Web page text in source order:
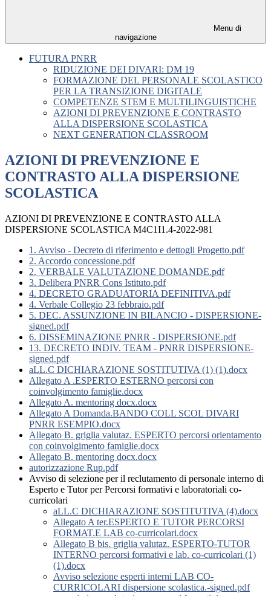
Menu di
navigazione
FUTURA PNRR
RIDUZIONE DEI DIVARI: DM 19
FORMAZIONE DEL PERSONALE SCOLASTICO
PER LA TRANSIZIONE DIGITALE
COMPETENZE STEM E MULTILINGUISTICHE
AZIONI DI PREVENZIONE E CONTRASTO
ALLA DISPERSIONE SCOLASTICA
NEXT GENERATION CLASSROOM
AZIONI DI PREVENZIONE E
CONTRASTO ALLA DISPERSIONE
SCOLASTICA
AZIONI DI PREVENZIONE E CONTRASTO ALLA
DISPERSIONE SCOLASTICA M4C1I1.4-2022-981
1. Avviso - Decreto di riferimento e dettogli Progetto.pdf
2. Accordo concessione.pdf
2. VERBALE VALUTAZIONE DOMANDE.pdf
3. Delibera PNRR Cons Istituto.pdf
4. DECRETO GRADUATORIA DEFINITIVA.pdf
4. Verbale Collegio 23 febbraio.pdf
5. DEC. ASSUNZIONE IN BILANCIO - DISPERSIONE-
signed.pdf
6. DISSEMINAZIONE PNRR - DISPERSIONE.pdf
13. DECRETO INDIV. TEAM - PNRR DISPERSIONE-
signed.pdf
aLL.C DICHIARAZIONE SOSTITUTIVA (1) (1).docx
Allegato A .ESPERTO ESTERNO percorsi con
coinvolgimento famiglie.docx
Allegato A. mentoring docx.docx
Allegato A Domanda.BANDO COLL SCOL DIVARI
PNRR ESEMPIO.docx
Allegato B. griglia valutaz. ESPERTO percorsi orientamento
con coinvolgimento famiglie.docx
Allegato B. mentoring docx.docx
autorizzazione Rup.pdf
Avviso di selezione per il reclutamento di personale interno di
Esperto e Tutor per Percorsi formativi e laboratoriali co-
curricolari
aLL.C DICHIARAZIONE SOSTITUTIVA (4).docx
Allegato A ter.ESPERTO E TUTOR PERCORSI
FORMAT.E LAB co-curricolari.docx
Allegato B bis. griglia valutaz. ESPERTO-TUTOR
INTERNO percorsi formativi e lab. co-curricolari (1)
(1).docx
Avviso selezione esperti interni LAB CO-
CURRICOLARI dispersione scolastica.-signed.pdf